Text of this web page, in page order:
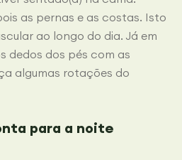
as pernas e as costas. Isto
ao longo do dia. Já em
dedos dos pés com as
algumas rotações do
para a noite